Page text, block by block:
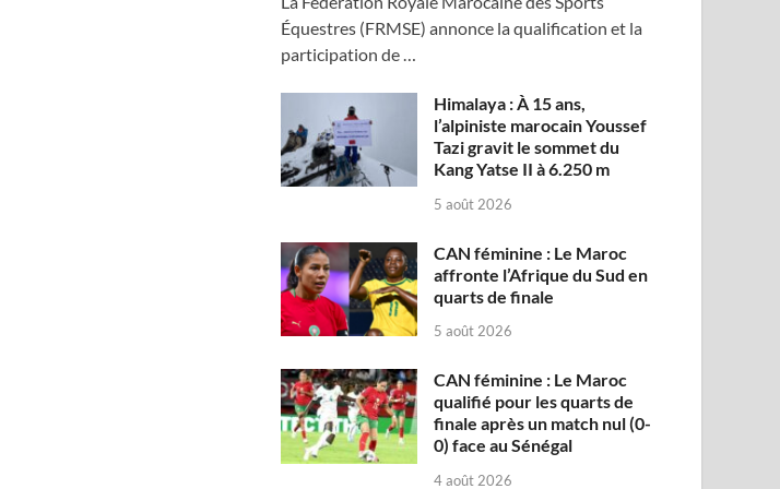
Équestres (FRMSE) annonce la qualification et la
participation de …
Himalaya : À 15 ans,
l’alpiniste marocain Youssef
Tazi gravit le sommet du
Kang Yatse II à 6.250 m
5 août 2026
CAN féminine : Le Maroc
affronte l’Afrique du Sud en
quarts de finale
5 août 2026
CAN féminine : Le Maroc
qualifié pour les quarts de
finale après un match nul (0-
0) face au Sénégal
4 août 2026